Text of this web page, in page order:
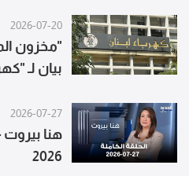
2026-07-20
بيان لـ
2026-07-27
2026